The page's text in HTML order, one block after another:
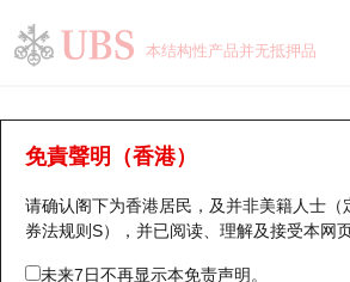
本结构性产品并无抵押品
免責聲明（香港）
请确认阁下为香港居民，及并非美籍人士（
券法规则S），并已阅读、理解及接受本网
未来7日不再显示本免责声明。
认股证分析仪
表现 街货统计 比较
瑞银认股证一览
新发行瑞银认股证
即将到期认股证
街货统计
比较
牛熊全景快搜
牛熊证搜寻
牛熊证街货分布图
街货统计
比较
十大升幅/跌幅
十大认股证成交分布
十天股证占大市成交
正股分析仪
二十大活跃股份
恒指成份股
持股比重
显示所有持股比重
每月轮证大市专题
轮证专栏
讲座及教育短片